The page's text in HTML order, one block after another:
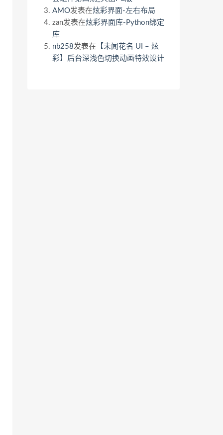
AMO发表在炫彩界面-左右布局
zan发表在炫彩界面库-Python绑定
库
nb258发表在 【未闻花名 UI – 炫
彩】后台深浅色切换动画特效设计